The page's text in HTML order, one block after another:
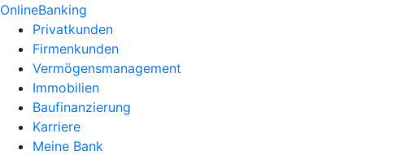
OnlineBanking
Privatkunden
Firmenkunden
Vermögensmanagement
Immobilien
Baufinanzierung
Karriere
Meine Bank